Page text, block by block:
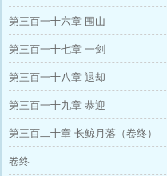
第三百一十六章 围山
第三百一十七章 一剑
第三百一十八章 退却
第三百一十九章 恭迎
第三百二十章 长鲸月落（卷终）
卷终